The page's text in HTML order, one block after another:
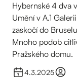
Hybernské 4 dva
Umění v A.1
zaskočí do
Mnoho podob
Pražského domu.
4.3.2025